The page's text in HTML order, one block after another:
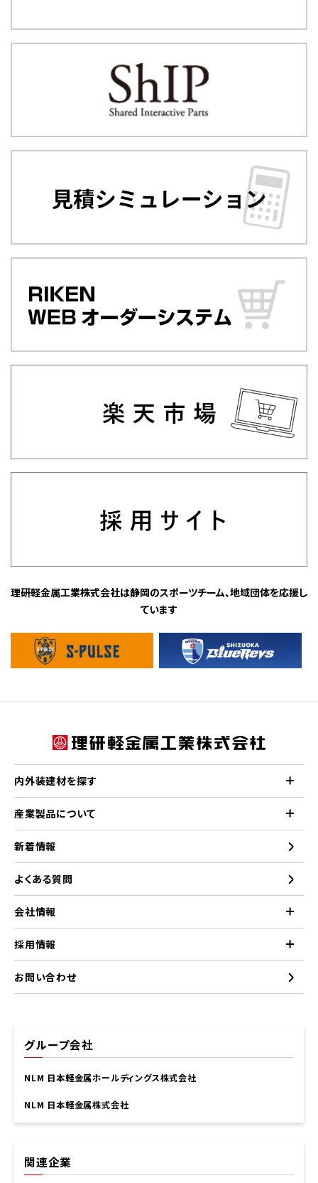
理研軽金属工業株式会社は静岡のスポーツチーム、地域団体を応援し
ています
内外装建材を探す
産業製品について
新着情報
よくある質問
会社情報
採用情報
お問い合わせ
グループ会社
NLM 日本軽金属ホールディングス株式会社
NLM 日本軽金属株式会社
関連企業